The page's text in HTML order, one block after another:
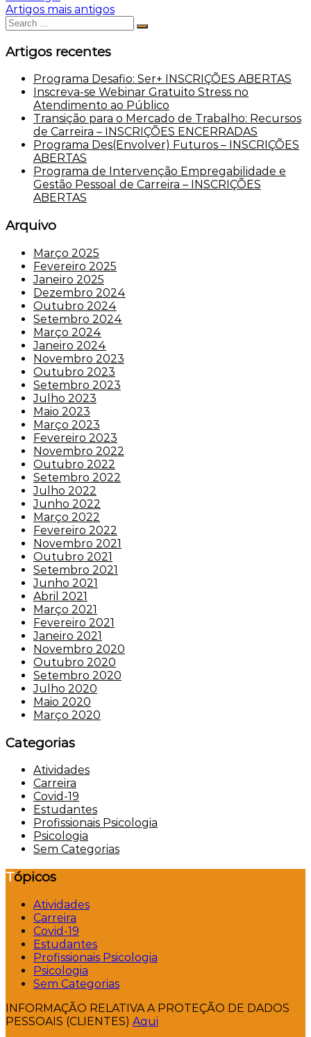
Navegação
de
artigos
Artigos mais antigos
Search
for:
Search
Artigos recentes
Programa Desafio: Ser+ INSCRIÇÕES ABERTAS
Inscreva-se Webinar Gratuito Stress no
Atendimento ao Público
Transição para o Mercado de Trabalho: Recursos
de Carreira – INSCRIÇÕES ENCERRADAS
Programa Des(Envolver) Futuros – INSCRIÇÕES
ABERTAS
Programa de Intervenção Empregabilidade e
Gestão Pessoal de Carreira – INSCRIÇÕES
ABERTAS
Arquivo
Março 2025
Fevereiro 2025
Janeiro 2025
Dezembro 2024
Outubro 2024
Setembro 2024
Março 2024
Janeiro 2024
Novembro 2023
Outubro 2023
Setembro 2023
Julho 2023
Maio 2023
Março 2023
Fevereiro 2023
Novembro 2022
Outubro 2022
Setembro 2022
Julho 2022
Junho 2022
Março 2022
Fevereiro 2022
Novembro 2021
Outubro 2021
Setembro 2021
Junho 2021
Abril 2021
Março 2021
Fevereiro 2021
Janeiro 2021
Novembro 2020
Outubro 2020
Setembro 2020
Julho 2020
Maio 2020
Março 2020
Categorias
Atividades
Carreira
Covid-19
Estudantes
Profissionais Psicologia
Psicologia
Sem Categorias
Tópicos
Atividades
Carreira
Covid-19
Estudantes
Profissionais Psicologia
Psicologia
Sem Categorias
INFORMAÇÃO RELATIVA A PROTEÇÃO DE DADOS
PESSOAIS (CLIENTES) Aqui